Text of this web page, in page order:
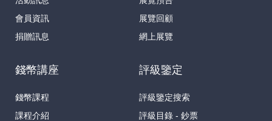
會員資訊
捐贈訊息
展覽回顧
網上展覽
錢幣講座
錢幣課程
課程介紹
評級鑒定
評級鑒定搜索
評級目錄 - 鈔票